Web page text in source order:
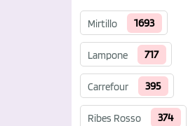
Mirtillo 1693
Lampone 717
Carrefour 395
Ribes Rosso 374